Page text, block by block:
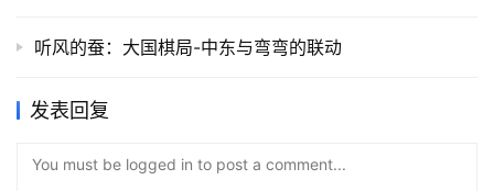
听风的蚕：大国棋局-中东与弯弯的联动
发表回复
You must be logged in to post a comment...